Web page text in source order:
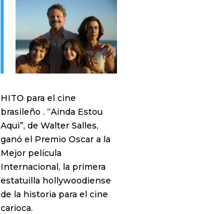
HITO para el cine
brasileño . “Ainda Estou
Aqui”, de Walter Salles,
ganó el Premio Oscar a la
Mejor película
Internacional, la primera
estatuilla hollywoodiense
de la historia para el cine
carioca.